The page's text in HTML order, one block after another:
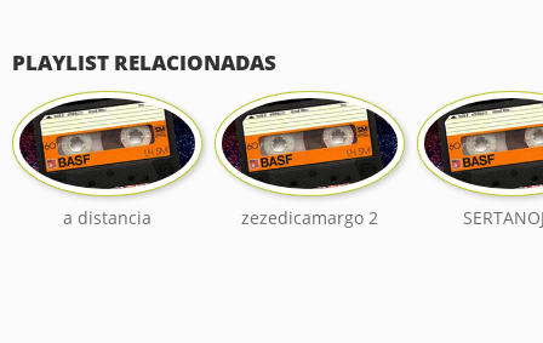
PLAYLIST RELACIONADAS
a distancia zezedicamargo 2